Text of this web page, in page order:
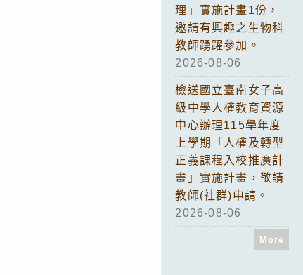
理」實施計畫1份，
邀請有興趣之生物科
教師踴躍參加。
2026-08-06
檢送國立臺南女子高
級中學人權教育資源
中心辦理115學年度
上學期「人權及轉型
正義課程入校推廣計
畫」實施計畫，敬請
教師(社群)申請。
2026-08-06
More